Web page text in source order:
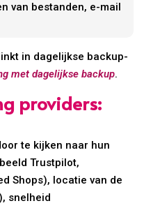
van bestanden, e-mail
in dagelijkse backup-
met dagelijkse backup.
providers:
te kijken naar hun
Trustpilot,
Shops), locatie van de
snelheid